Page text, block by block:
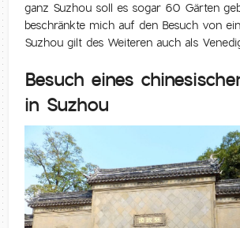
ganz Suzhou soll es sogar 60 Gärten
beschränkte mich auf den Besuch von
Suzhou gilt des Weiteren auch als
Besuch eines
in Suzhou